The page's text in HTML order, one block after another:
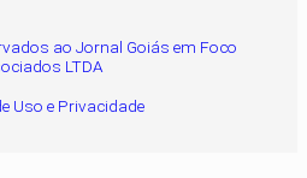
ao Jornal Goiás em Foco
LTDA
Uso e Privacidade